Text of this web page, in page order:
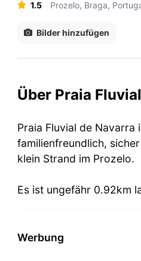
1.5 Prozelo, Braga,
Bilder hinzufügen
Über Praia
Praia Fluvial de Navarra
familienfreundlich,
klein Strand im Prozelo.
Es ist ungefähr 0.92km
Werbung